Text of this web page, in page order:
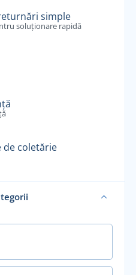
simple
soluționare rapidă
de coletărie